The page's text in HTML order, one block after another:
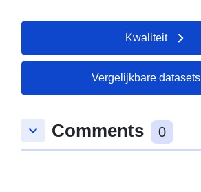
Kwaliteit
Vergelijkbare datasets
keyboard_arrow_down Comments 0